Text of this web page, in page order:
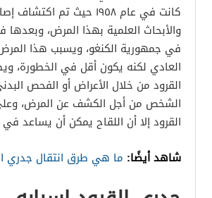
كانت في عام ١٩٥٨ حيث
في جمهورية الكنغو، ويسبب هذا
العادي لكنه يكون أقل في الخطورة،
القرود من خلال الأعراض أو الفحص
الشخص من أجل الكشف عن المرض،
القرود إلا أن اللقاح يمكن أن يساعد
شاهد أيضًا: ما هي طرق انتقال جدري